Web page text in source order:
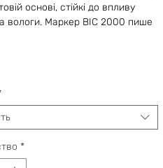
основі, стійкі до впливу
вологи. Маркер BIC 2000 пише
виконаний з міцного
до декількох тижнів.
*